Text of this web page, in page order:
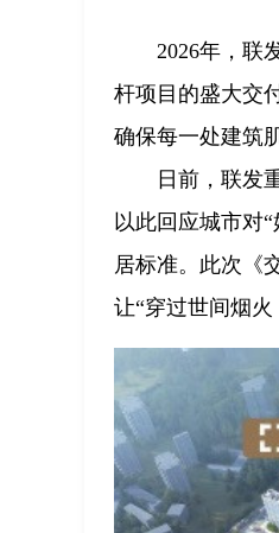
2026年，联
杆项目的盛大交
确保每一处建筑
日前，联发
以此回应城市对
居标准。此次《
让“穿过世间烟